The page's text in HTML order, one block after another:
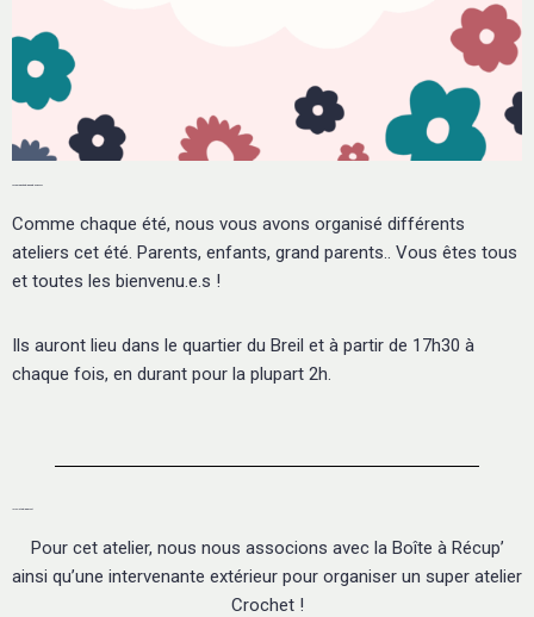
Comme chaque été, nous vous avons organisé différents
ateliers cet été. Parents, enfants, grand parents.. Vous êtes tous
et toutes les bienvenu.e.s !
Ils auront lieu dans le quartier du Breil et à partir de 17h30 à
chaque fois, en durant pour la plupart 2h.
Pour cet atelier, nous nous associons avec la Boîte à Récup’
ainsi qu’une intervenante extérieur pour organiser un super atelier
Crochet !